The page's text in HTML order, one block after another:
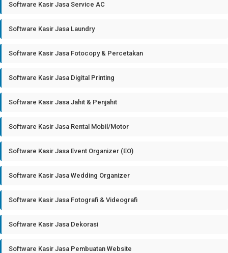
Software Kasir Jasa Service AC
Software Kasir Jasa Laundry
Software Kasir Jasa Fotocopy & Percetakan
Software Kasir Jasa Digital Printing
Software Kasir Jasa Jahit & Penjahit
Software Kasir Jasa Rental Mobil/Motor
Software Kasir Jasa Event Organizer (EO)
Software Kasir Jasa Wedding Organizer
Software Kasir Jasa Fotografi & Videografi
Software Kasir Jasa Dekorasi
Software Kasir Jasa Pembuatan Website